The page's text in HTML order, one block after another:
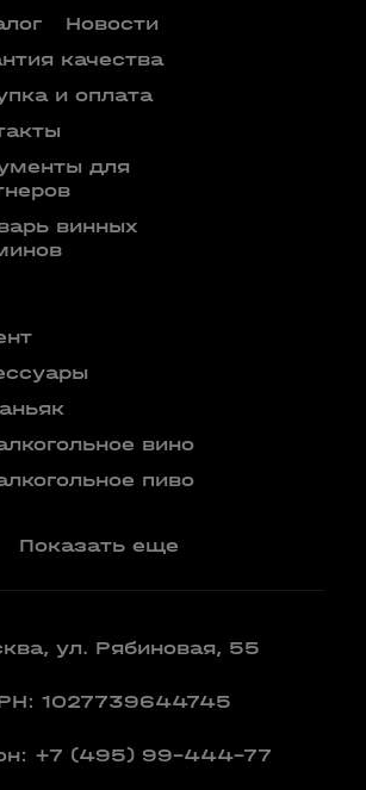
Новости
качества
и оплата
для
винных
вино
пиво
Показать еще
ул. Рябиновая, 55
1027739644745
+7 (495) 99-444-77